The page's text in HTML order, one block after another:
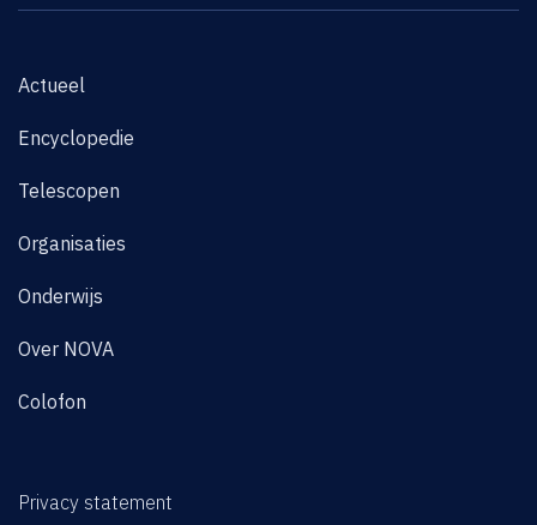
Actueel
Encyclopedie
Telescopen
Organisaties
Onderwijs
Over NOVA
Colofon
Privacy statement